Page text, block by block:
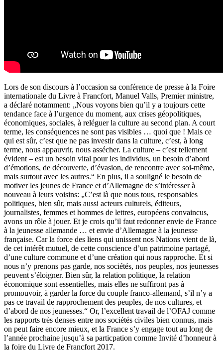
Lors de son discours à l’occasion sa conférence de presse à la Foire
internationale du Livre à Francfort, Manuel Valls, Premier ministre,
a déclaré notamment: „Nous voyons bien qu’il y a toujours cette
tendance face à l’urgence du moment, aux crises géopolitiques,
économiques, sociales, à reléguer la culture au second plan. A court
terme, les conséquences ne sont pas visibles … quoi que ! Mais ce
qui est sûr, c’est que ne pas investir dans la culture, c’est, à long
terme, nous appauvrir, nous assécher. La culture – c’est tellement
évident – est un besoin vital pour les individus, un besoin d’abord
d’émotions, de découverte, d’évasion, de rencontre avec soi-même,
mais surtout avec les autres.“ En plus, il a souligné le besoin de
motiver les jeunes de France et d’Allemagne de s’intéresser à
nouveau à leurs voisins: „C’est là que nous tous, responsables
politiques, bien sûr, mais aussi acteurs culturels, éditeurs,
journalistes, femmes et hommes de lettres, européens convaincus,
avons un rôle à jouer. Et je crois qu’il faut redonner envie de France
à la jeunesse allemande … et envie d’Allemagne à la jeunesse
française. Car la force des liens qui unissent nos Nations vient de là,
de cet intérêt mutuel, de cette conscience d’un patrimoine partagé,
d’une culture commune et d’une création qui nous rapproche. Et si
nous n’y prenons pas garde, nos sociétés, nos peuples, nos jeunesses
peuvent s’éloigner. Bien sûr, la relation politique, la relation
économique sont essentielles, mais elles ne suffiront pas à
promouvoir, à garder la force du couple franco-allemand, s’il n’y a
pas ce travail de rapprochement des peuples, de nos cultures, et
d’abord de nos jeunesses.“ Or, l’excellent travail de l’OFAJ comme
les rapports très denses entre nos sociétés civiles bien connus, mais
on peut faire encore mieux, et la France s’y engage tout au long de
l’année prochaine jusqu’à sa particpation comme Invité d’honneur à
la foire du Livre de Francfort 2017.